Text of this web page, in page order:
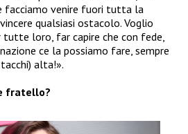
facciamo venire fuori tutta la
qualsiasi ostacolo. Voglio
tutte loro, far capire che con fede,
ce la possiamo fare, sempre
alta!».
fratello?